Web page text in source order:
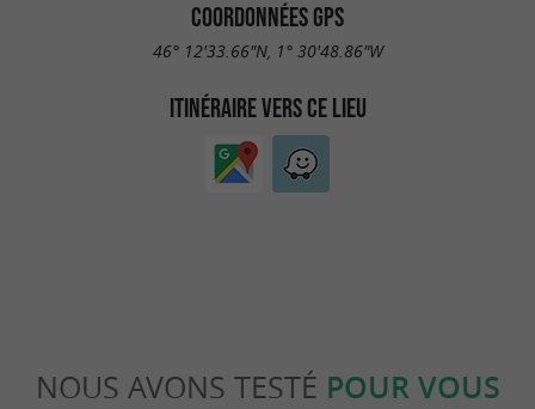
COORDONNÉES GPS
46° 12'33.66"N, 1° 30'48.86"W
ITINÉRAIRE VERS CE LIEU
NOUS AVONS TESTÉ POUR VOUS